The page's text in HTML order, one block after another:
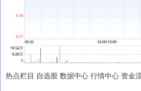
热点栏目 自选股 数据中心 行情中心 资金